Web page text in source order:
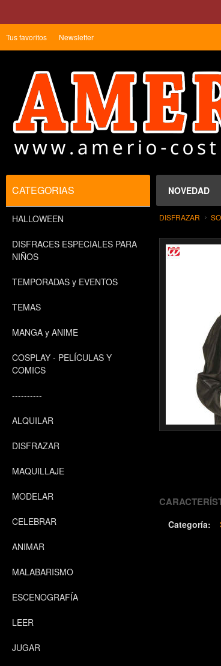
Tus favoritos Newsletter
NOVEDAD
CATEGORIAS
HALLOWEEN
DISFRACES ESPECIALES PARA
NIÑOS
TEMPORADAS y EVENTOS
TEMAS
MANGA y ANIME
COSPLAY - PELÍCULAS Y
COMICS
----------
ALQUILAR
DISFRAZAR
MAQUILLAJE
MODELAR
CELEBRAR
ANIMAR
MALABARISMO
ESCENOGRAFÍA
LEER
JUGAR
DISFRAZAR
Categoría: